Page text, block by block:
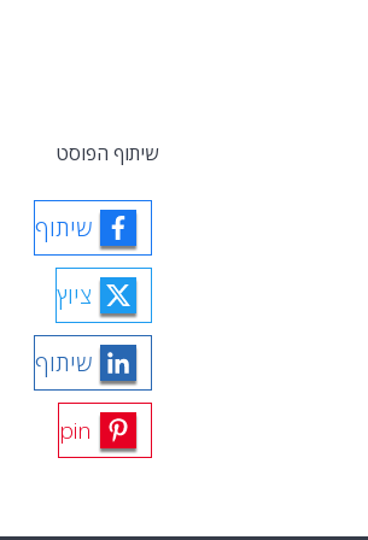
שיתוף הפוסט
שיתוף
ציוץ
שיתוף
pin